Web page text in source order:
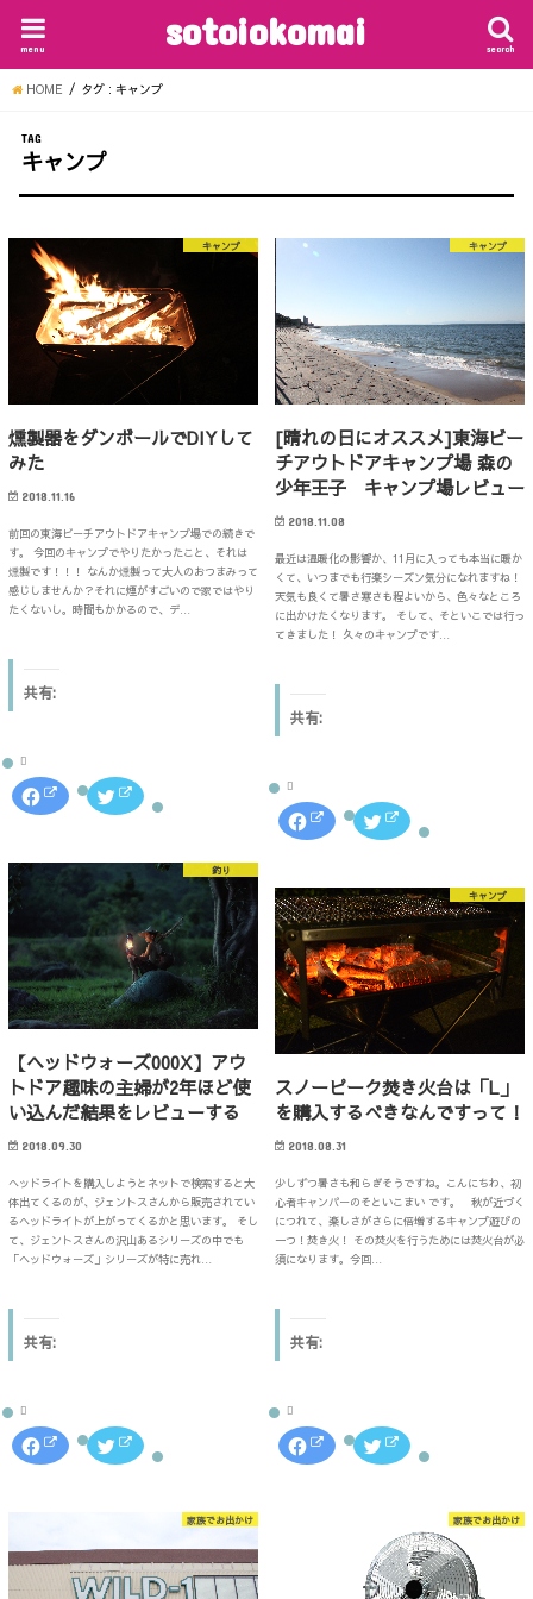
sotoiokomai search
menu
HOME タグ : キャンプ
TAG
キャンプ
キャンプ
燻製器をダンボールでDIYして
みた
2018.11.16
前回の東海ビーチアウトドアキャンプ場での続きで
す。 今回のキャンプでやりたかったこと、それは
燻製です！！！ なんか燻製って大人のおつまみって
感じしませんか？それに煙がすごいので家ではやり
たくないし。時間もかかるので、デ…
共有:
F
c
o
有
す
る
に
は
ク
リ
ッ
し
て
く
だ
さ
(
し
い
ウ
ィ
ン
ド
ウ
ま
す
)
ク
ッ
て
w
i
t
t
e
r
で
共
有
(
新
い
ウ
ィ
ン
ド
き
ま
す
)
キャンプ
[晴れの日にオススメ]東海ビー
チアウトドアキャンプ場 森の
少年王子 キャンプ場レビュー
2018.11.08
最近は温暖化の影響か、11月に入っても本当に暖か
くて、いつまでも行楽シーズン気分になれますね！
天気も良くて暑さ寒さも程よいから、色々なところ
に出かけたくなります。 そして、そといこでは行っ
てきました！ 久々のキャンプです…
共有:
F
c
o
o
k
で
共
有
す
る
に
は
ク
リ
ッ
し
て
く
さ
新
し
い
ウ
ィ
ン
開
き
ま
ク
ッ
て
T
w
i
t
t
e
r
で
共
有
(
新
い
ウ
ィ
で
開
き
ま
す
)
釣り
【ヘッドウォーズ000X】アウ
トドア趣味の主婦が2年ほど使
い込んだ結果をレビューする
2018.09.30
ヘッドライトを購入しようとネットで検索すると大
体出てくるのが、ジェントスさんから販売されてい
るヘッドライトが上がってくるかと思います。 そし
て、ジェントスさんの沢山あるシリーズの中でも
「ヘッドウォーズ」シリーズが特に売れ…
共有:
F
c
で
共
ク
ッ
i
t
t
キャンプ
スノーピーク焚き火台は「L」
を購入するべきなんですって！
2018.08.31
少しずつ暑さも和らぎそうですね。こんにちわ、初
心者キャンパーのそといこまい です。 秋が近づく
につれて、楽しさがさらに倍増するキャンプ遊びの
一つ！焚き火！ その焚火を行うためには焚火台が必
須になります。今回…
共有:
F
c
ク
ッ
w
i
t
t
家族でお出かけ 家族でお出かけ